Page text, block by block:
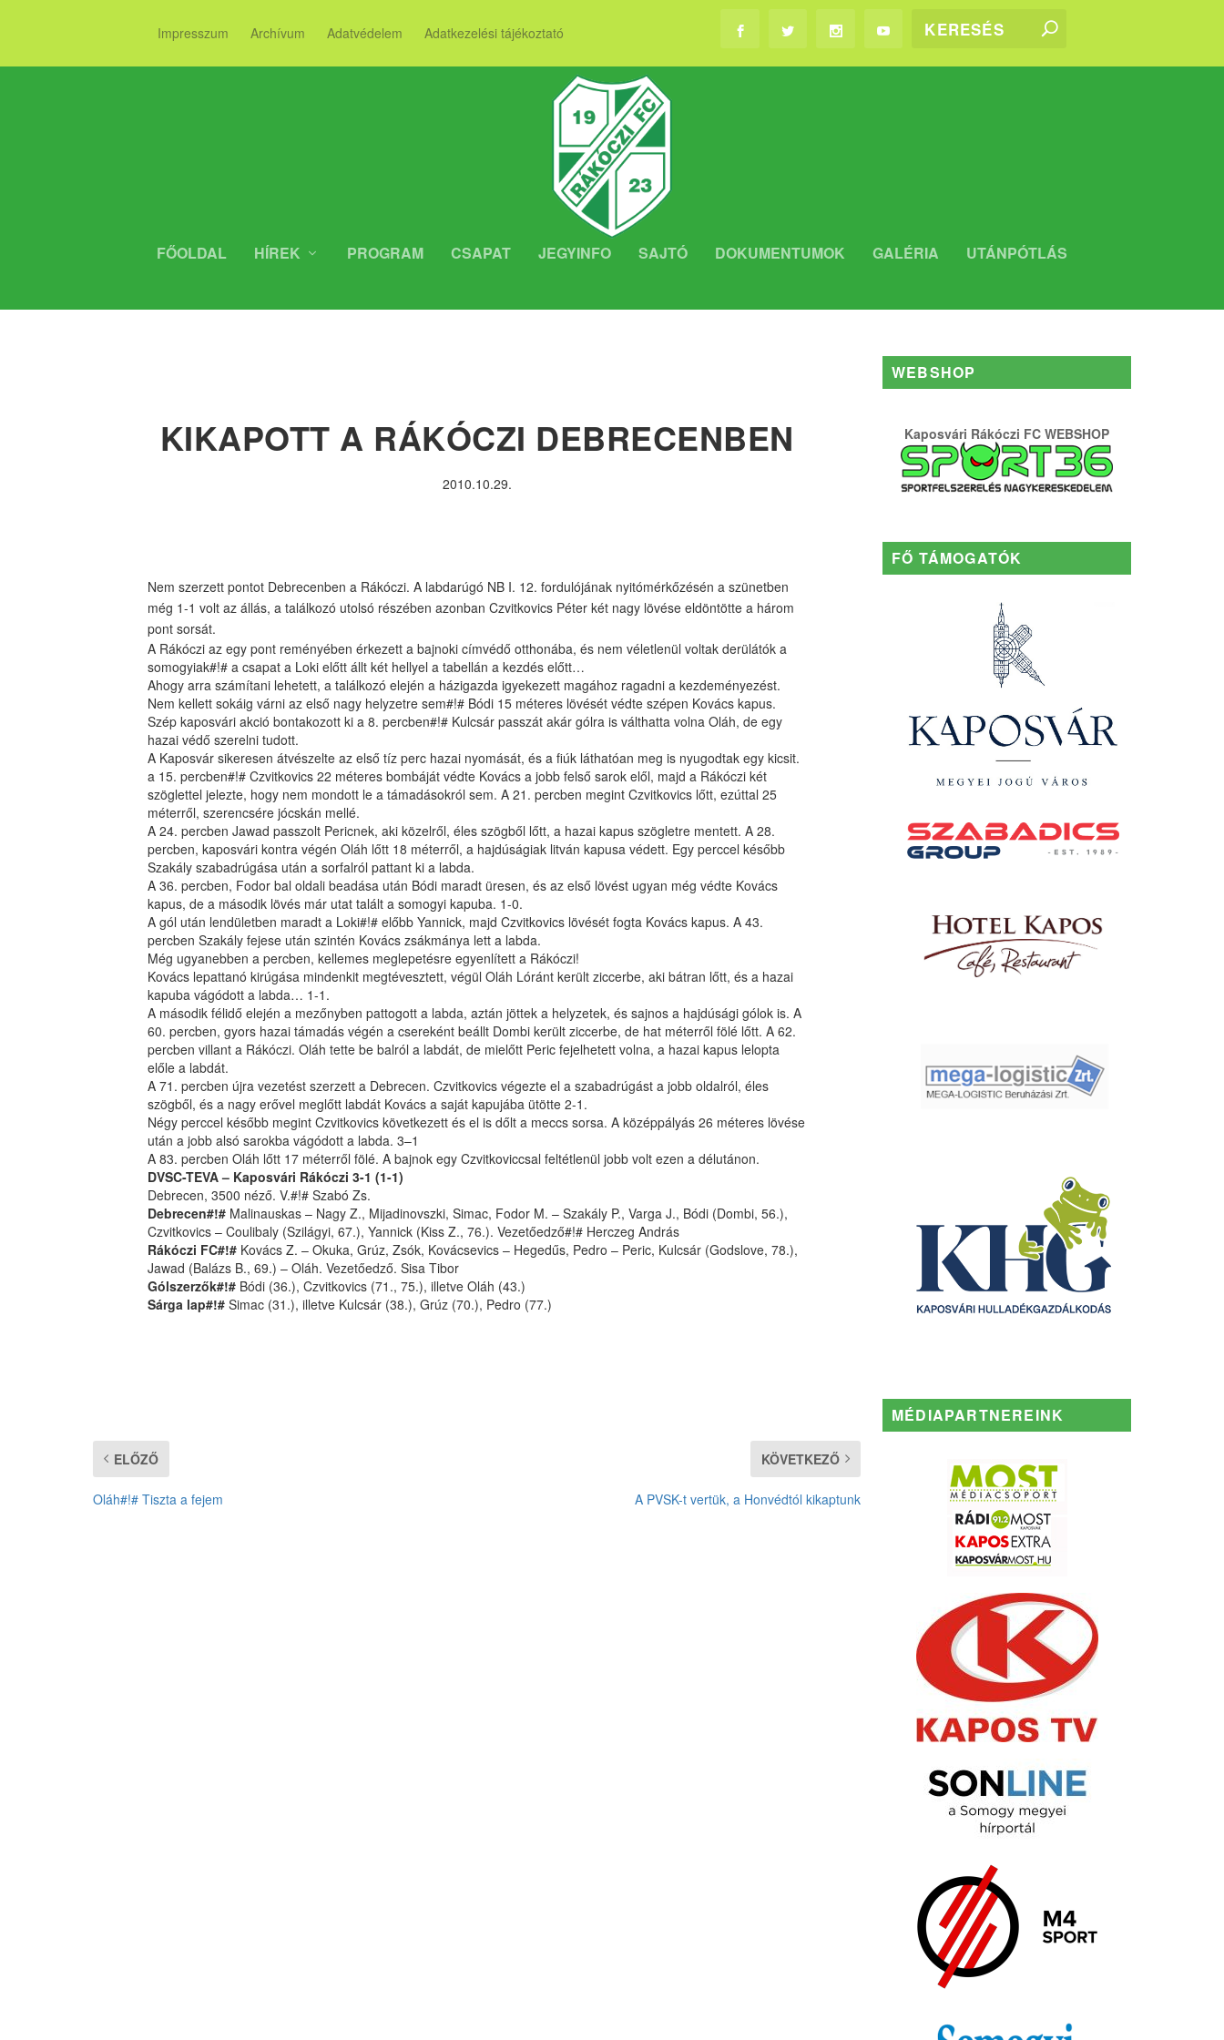
Impresszum Archívum Adatvédelem Adatkezelési tájékoztató
FŐOLDAL HÍREK PROGRAM CSAPAT JEGYINFO SAJTÓ DOKUMENTUMOK GALÉRIA UTÁNPÓTLÁS
KIKAPOTT A RÁKÓCZI DEBRECENBEN
2010.10.29.
Nem szerzett pontot Debrecenben a Rákóczi. A labdarúgó NB I. 12. fordulójának nyitómérkőzésén a szünetben
még 1-1 volt az állás, a találkozó utolsó részében azonban Czvitkovics Péter két nagy lövése eldöntötte a három
pont sorsát.
A Rákóczi az egy pont reményében érkezett a bajnoki címvédő otthonába, és nem véletlenül voltak derülátók a
somogyiak#!# a csapat a Loki előtt állt két hellyel a tabellán a kezdés előtt…
Ahogy arra számítani lehetett, a találkozó elején a házigazda igyekezett magához ragadni a kezdeményezést.
Nem kellett sokáig várni az első nagy helyzetre sem#!# Bódi 15 méteres lövését védte szépen Kovács kapus.
Szép kaposvári akció bontakozott ki a 8. percben#!# Kulcsár passzát akár gólra is válthatta volna Oláh, de egy
hazai védő szerelni tudott.
A Kaposvár sikeresen átvészelte az első tíz perc hazai nyomását, és a fiúk láthatóan meg is nyugodtak egy kicsit.
a 15. percben#!# Czvitkovics 22 méteres bombáját védte Kovács a jobb felső sarok elől, majd a Rákóczi két
szöglettel jelezte, hogy nem mondott le a támadásokról sem. A 21. percben megint Czvitkovics lőtt, ezúttal 25
méterről, szerencsére jócskán mellé.
A 24. percben Jawad passzolt Pericnek, aki közelről, éles szögből lőtt, a hazai kapus szögletre mentett. A 28.
percben, kaposvári kontra végén Oláh lőtt 18 méterről, a hajdúságiak litván kapusa védett. Egy perccel később
Szakály szabadrúgása után a sorfalról pattant ki a labda.
A 36. percben, Fodor bal oldali beadása után Bódi maradt üresen, és az első lövést ugyan még védte Kovács
kapus, de a második lövés már utat talált a somogyi kapuba. 1-0.
A gól után lendületben maradt a Loki#!# előbb Yannick, majd Czvitkovics lövését fogta Kovács kapus. A 43.
percben Szakály fejese után szintén Kovács zsákmánya lett a labda.
Még ugyanebben a percben, kellemes meglepetésre egyenlített a Rákóczi!
Kovács lepattanó kirúgása mindenkit megtévesztett, végül Oláh Lóránt került ziccerbe, aki bátran lőtt, és a hazai
kapuba vágódott a labda… 1-1.
A második félidő elején a mezőnyben pattogott a labda, aztán jöttek a helyzetek, és sajnos a hajdúsági gólok is. A
60. percben, gyors hazai támadás végén a csereként beállt Dombi került ziccerbe, de hat méterről fölé lőtt. A 62.
percben villant a Rákóczi. Oláh tette be balról a labdát, de mielőtt Peric fejelhetett volna, a hazai kapus lelopta
előle a labdát.
A 71. percben újra vezetést szerzett a Debrecen. Czvitkovics végezte el a szabadrúgást a jobb oldalról, éles
szögből, és a nagy erővel meglőtt labdát Kovács a saját kapujába ütötte 2-1.
Négy perccel később megint Czvitkovics következett és el is dőlt a meccs sorsa. A középpályás 26 méteres lövése
után a jobb alsó sarokba vágódott a labda. 3–1
A 83. percben Oláh lőtt 17 méterről fölé. A bajnok egy Czvitkoviccsal feltétlenül jobb volt ezen a délutánon.
DVSC-TEVA – Kaposvári Rákóczi 3-1 (1-1)
Debrecen, 3500 néző. V.#!# Szabó Zs.
Debrecen#!# Malinauskas – Nagy Z., Mijadinovszki, Simac, Fodor M. – Szakály P., Varga J., Bódi (Dombi, 56.),
Czvitkovics – Coulibaly (Szilágyi, 67.), Yannick (Kiss Z., 76.). Vezetőedző#!# Herczeg András
Rákóczi FC#!# Kovács Z. – Okuka, Grúz, Zsók, Kovácsevics – Hegedűs, Pedro – Peric, Kulcsár (Godslove, 78.),
Jawad (Balázs B., 69.) – Oláh. Vezetőedző. Sisa Tibor
Gólszerzők#!# Bódi (36.), Czvitkovics (71., 75.), illetve Oláh (43.)
Sárga lap#!# Simac (31.), illetve Kulcsár (38.), Grúz (70.), Pedro (77.)
ELŐZŐ
Oláh#!# Tiszta a fejem
KÖVETKEZŐ
A PVSK-t vertük, a Honvédtól kikaptunk
WEBSHOP
Kaposvári Rákóczi FC WEBSHOP
FŐ TÁMOGATÓK
MÉDIAPARTNEREINK